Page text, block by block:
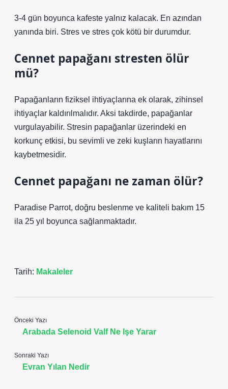
3-4 gün boyunca kafeste yalnız kalacak. En azından
yanında biri. Stres ve stres çok kötü bir durumdur.
Cennet papağanı stresten ölür
mü?
Papağanların fiziksel ihtiyaçlarına ek olarak, zihinsel
ihtiyaçlar kaldırılmalıdır. Aksi takdirde, papağanlar
vurgulayabilir. Stresin papağanlar üzerindeki en
korkunç etkisi, bu sevimli ve zeki kuşların hayatlarını
kaybetmesidir.
Cennet papağanı ne zaman ölür?
Paradise Parrot, doğru beslenme ve kaliteli bakım 15
ila 25 yıl boyunca sağlanmaktadır.
Tarih: Makaleler
Önceki Yazı
Arabada Selenoid Valf Ne Işe Yarar
Sonraki Yazı
Evran Yılan Nedir